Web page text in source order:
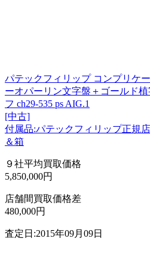
パテックフィリップ コンプリケ
ーオパーリン文字盤＋ゴールド
フ ch29-535 ps AIG.1
[中古]
付属品:パテックフィリップ正規
＆箱
９社平均買取価格
5,850,000円
店舗間買取価格差
480,000円
査定日:2015年09月09日